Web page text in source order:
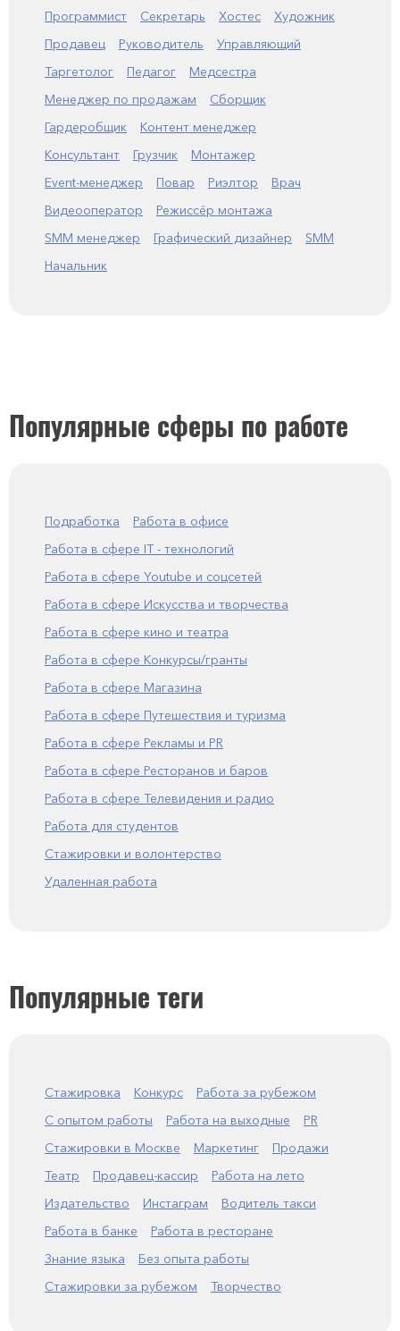
Программист
Секретарь Хостес
Художник
Продавец
Руководитель
Управляющий
Таргетолог
Педагог
Медсестра
Менеджер по продажам
Сборщик
Гардеробщик
Контент менеджер
Консультант
Грузчик
Монтажер
Event-менеджер
Повар Риэлтор
Врач
Видеооператор
Режиссёр монтажа
SMM менеджер
Графический дизайнер
SMM
Начальник
Популярные сферы по работе
Подработка
Работа в офисе
Работа в сфере IT - технологий
Работа в сфере Youtube и соцсетей
Работа в сфере Искусства и творчества
Работа в сфере кино и театра
Работа в сфере Конкурсы/гранты
Работа в сфере Магазина
Работа в сфере Путешествия и туризма
Работа в сфере Рекламы и PR
Работа в сфере Ресторанов и баров
Работа в сфере Телевидения и радио
Работа для студентов
Стажировки и волонтерство
Удаленная работа
Популярные теги
Стажировка Конкурс
Работа за рубежом
С опытом работы
Работа на выходные
PR
Стажировки в Москве
Маркетинг
Продажи
Театр
Продавец-кассир
Работа на лето
Издательство
Инстаграм
Водитель такси
Работа в банке
Работа в ресторане
Знание языка
Без опыта работы
Стажировки за рубежом
Творчество